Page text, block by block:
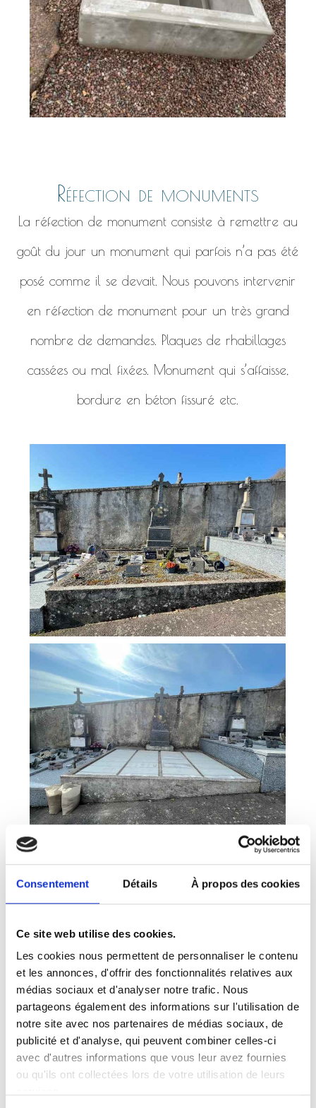
Consentement Détails À propos des cookies
Ce site web utilise des cookies.
Les cookies nous permettent de personnaliser le contenu
et les annonces, d'offrir des fonctionnalités relatives aux
médias sociaux et d'analyser notre trafic. Nous
partageons également des informations sur l'utilisation de
notre site avec nos partenaires de médias sociaux, de
publicité et d'analyse, qui peuvent combiner celles-ci
avec d'autres informations que vous leur avez fournies
ou qu'ils ont collectées lors de votre utilisation de leurs
Réfection de monuments
La réfection de monument consiste à remettre au
goût du jour un monument qui parfois n’a pas été
posé comme il se devait. Nous pouvons intervenir
en réfection de monument pour un très grand
nombre de demandes. Plaques de rhabillages
cassées ou mal fixées. Monument qui s’affaisse,
bordure en béton fissuré etc.